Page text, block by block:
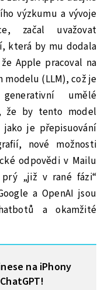
výzkumu a vývoje
začal uvažovat
která by mu dodala
Apple pracoval na
modelu (LLM), což je
umělé
že by tento model
je přepisuování
nové možnosti
odpovědi v Mailu
„již v rané fázi“
a OpenAI jsou
a okamžité
na iPhony